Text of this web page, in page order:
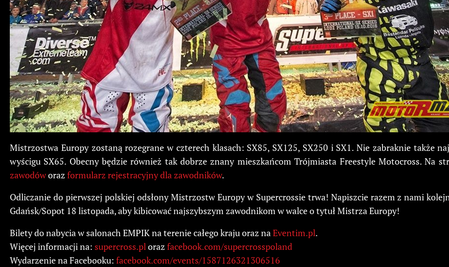
Mistrzostwa Europy zostaną rozegrane w czterech klasach: SX85, SX125, SX250 i SX1. Nie zabraknie także
wyścigu SX65. Obecny będzie również tak dobrze znany mieszkańcom Trójmiasta Freestyle Motocross. Na
zawodóworaz formularz rejestracyjny dla zawodników.
Odliczanie do pierwszej polskiej odsłony Mistrzostw Europy w Supercrossie trwa! Napiszcie razem z nami
Gdańsk/Sopot 18 listopada, aby kibicować najszybszym zawodnikom w walce o tytuł Mistrza Europy!
Bilety do nabycia w salonach EMPIK na terenie całego kraju oraz naEventim.pl.
Więcej informacji na: supercross.ploraz facebook.com/supercrosspoland
Wydarzenie na Facebooku: facebook.com/events/1587126321306516